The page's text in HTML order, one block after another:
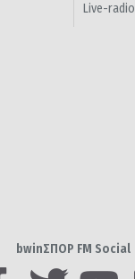
Live-radio
bwinΣΠΟΡ FM Social